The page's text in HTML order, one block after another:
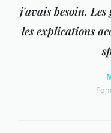
j'avais besoin.
les explications